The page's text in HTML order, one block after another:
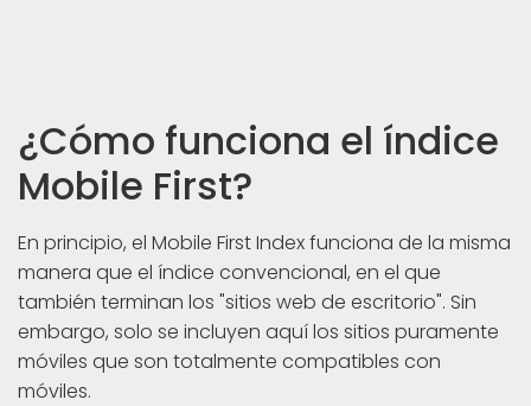
¿Cómo funciona el índice
Mobile First?
En principio, el Mobile First Index funciona de la misma
manera que el índice convencional, en el que
también terminan los "sitios web de escritorio". Sin
embargo, solo se incluyen aquí los sitios puramente
móviles que son totalmente compatibles con
móviles.